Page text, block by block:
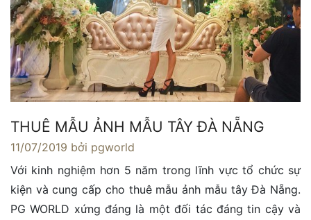
THUÊ MẪU ẢNH MẪU TÂY ĐÀ NẴNG
11/07/2019 bởi pgworld
Với kinh nghiệm hơn 5 năm trong lĩnh vực tổ chức sự
kiện và cung cấp cho thuê mẫu ảnh mẫu tây Đà Nẵng.
PG WORLD xứng đáng là một đối tác đáng tin cậy và